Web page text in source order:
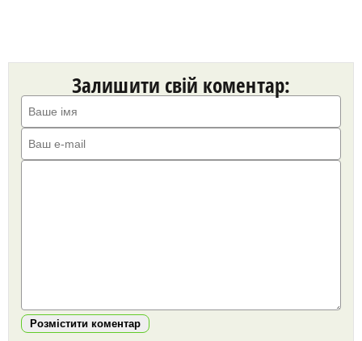
Залишити свій коментар:
Розмістити коментар